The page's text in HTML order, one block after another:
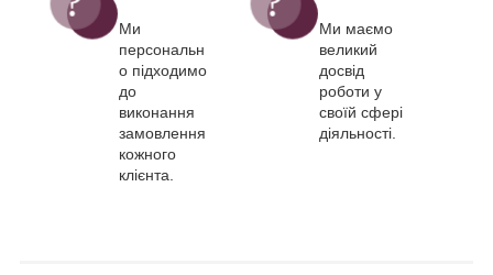
Ми
персональн
о підходимо
до
виконання
замовлення
кожного
клієнта.
Ми маємо
великий
досвід
роботи у
своїй сфері
діяльності.